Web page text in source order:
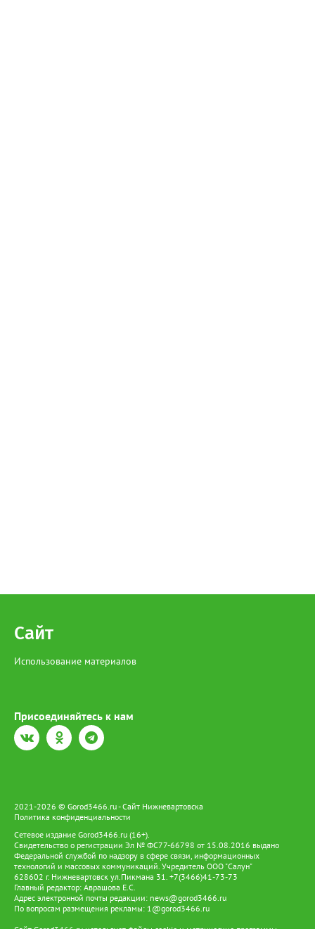
Сайт
Использование материалов
Присоединяйтесь к нам
2021-2026 © Gorod3466.ru - Сайт Нижневартовска
Политика конфиденциальности
Сетевое издание Gorod3466.ru (16+).
Свидетельство о регистрации Эл № ФС77-66798 от 15.08.2016 выдано
Федеральной службой по надзору в сфере связи, информационных
технологий и массовых коммуникаций. Учредитель ООО "Салун"
628602 г. Нижневартовск ул.Пикмана 31. +7(3466)41-73-73
Главный редактор: Аврашова Е.С.
Адрес электронной почты редакции: news@gorod3466.ru
По вопросам размещения рекламы: 1@gorod3466.ru